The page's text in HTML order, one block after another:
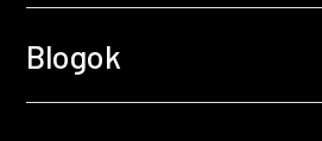
Blogok